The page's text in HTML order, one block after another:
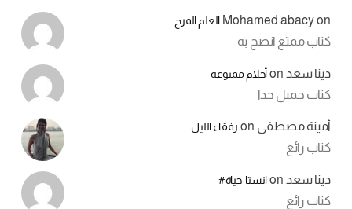
Mohamed abacyon العلم المرح
كتاب ممتع انصح به
دينا سعد onأحلام ممنوعة
كتاب جميل جدا
أمينة مصطفى on رفقاء الليل
كتاب رائع
دينا سعد onانستا_حياة#
كتاب رائع